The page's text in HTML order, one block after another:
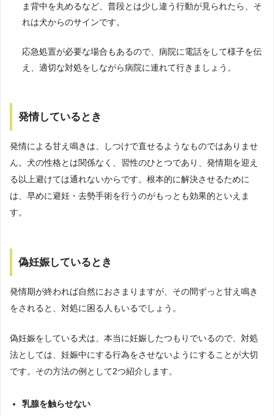
ま背中を丸めるなど、普段とは少し違う行動が見られたら、そ
れは犬からのサインです。
応急処置が必要な場合もあるので、病院に電話をして様子を伝
え、適切な対処をしながら病院に連れて行きましょう。
発情しているとき
発情による甘え鳴きは、しつけで直せるようなものではありませ
ん。犬の性格とは関係なく、習性のひとつであり、発情期を迎え
る以上避けては通れないからです。根本的に解決させるために
は、早めに避妊・去勢手術を行うのがもっとも効果的といえま
す。
偽妊娠しているとき
発情期が終われば自然におさまりますが、その間ずっと甘え鳴き
をされると、対処に困る人もいるでしょう。
偽妊娠をしている犬は、本当に妊娠したつもりでいるので、対処
法としては、妊娠中にする行為をさせないようにすることが大切
です。その方法の例として2つ紹介します。
乳腺を触らせない